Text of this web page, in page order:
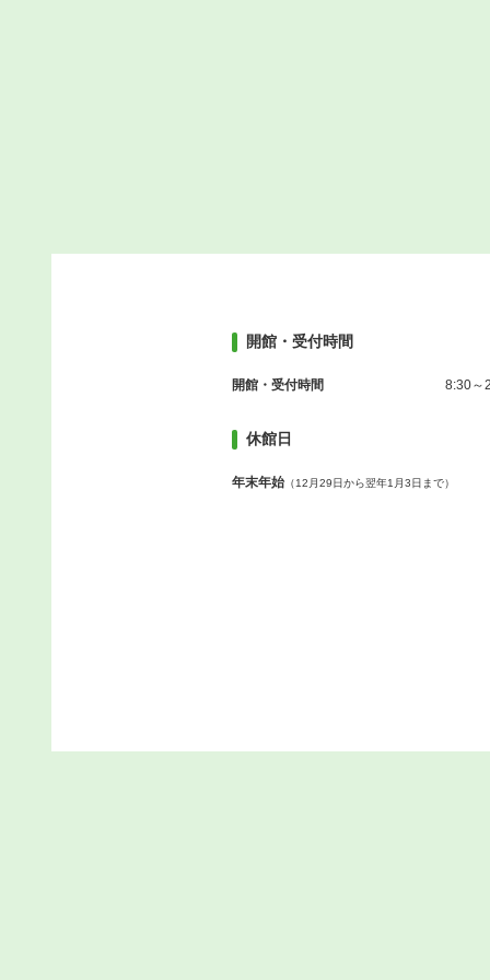
開館・受付時間
開館・受付時間 8:30～
休館日
年末年始 （12月29日から翌年1月3日まで）